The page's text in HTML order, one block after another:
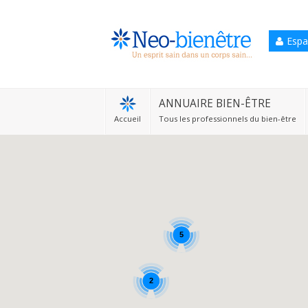
Accueil
ANNUAIRE BIEN-ÊTRE
Tous les professionnels du bien-être
5
2